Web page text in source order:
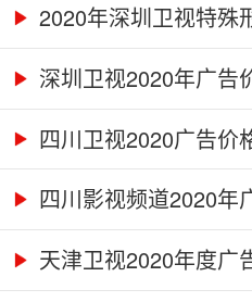
2020年深圳卫视特殊
深圳卫视2020年广告
四川卫视2020广告价
四川影视频道2020年
天津卫视2020年度广